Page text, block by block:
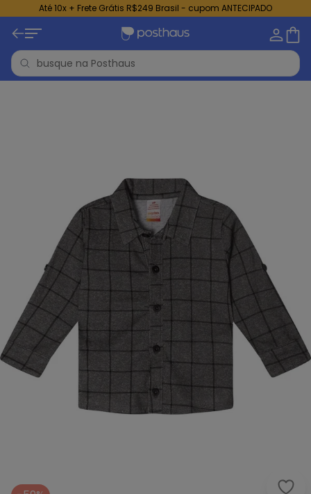
Até 10x + Frete Grátis R$249 Brasil - cupom ANTECIPADO